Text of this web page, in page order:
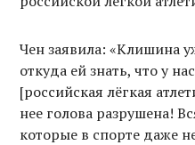
Чен заявила: «Клишина
откуда ей знать, что у
[российская лёгкая
нее голова разрушена!
которые в спорте даже